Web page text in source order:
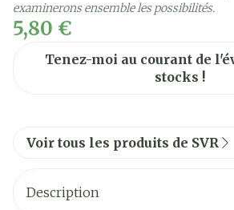
5,80 €
Tenez-moi au courant de
stocks !
examinerons ensemble les possibilités.
Voir tous les produits de SVR
Description